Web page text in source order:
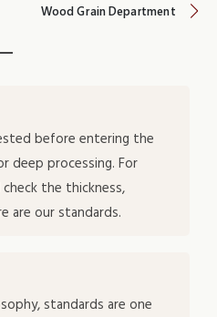
Wood Grain Department
before entering the
deep processing. For
the thickness,
are our standards.
standards are one